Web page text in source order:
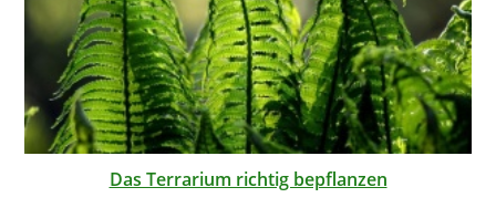
Das Terrarium richtig bepflanzen